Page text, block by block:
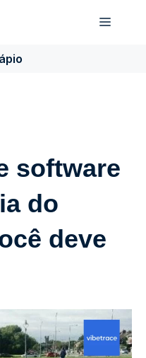
software
do
deve